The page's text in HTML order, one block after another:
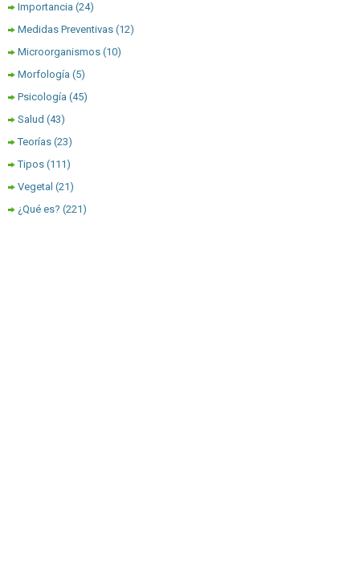
Importancia (24)
Medidas Preventivas (12)
Microorganismos (10)
Morfología (5)
Psicología (45)
Salud (43)
Teorías (23)
Tipos (111)
Vegetal (21)
¿Qué es? (221)